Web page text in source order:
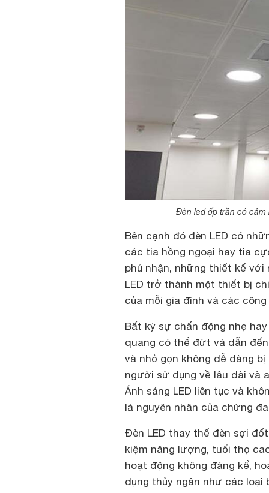
Đèn led ốp trần có cảm
Bên cạnh đó đèn LED có
các tia hồng ngoại hay tia
phủ nhận, những thiết kế với
LED trở thành một thiết bị
của mỗi gia đình và các
Bất kỳ sự chấn động nhẹ
quang có thể đứt và dẫn
và nhỏ gọn không dễ dàng
người sử dụng về lâu dài và
Ánh sáng LED liên tục và
là nguyên nhân của chứng
Đèn LED thay thế đèn sợi
kiệm năng lượng, tuổi thọ
hoạt động không đáng kể,
dụng thủy ngân như các